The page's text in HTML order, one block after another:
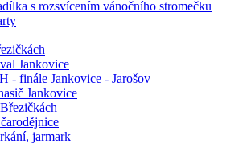
s rozsvícením vánočního stromečku
Jankovice
- finále Jankovice - Jarošov
Jankovice
jarmark